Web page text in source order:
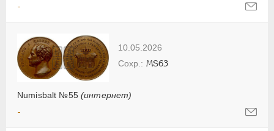
-
10.05.2026
Numisbalt №55 (интернет)
MS63
-